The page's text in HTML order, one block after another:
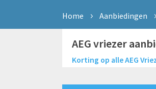
Home Aanbiedingen
AEG vriezer
Korting op alle AEG